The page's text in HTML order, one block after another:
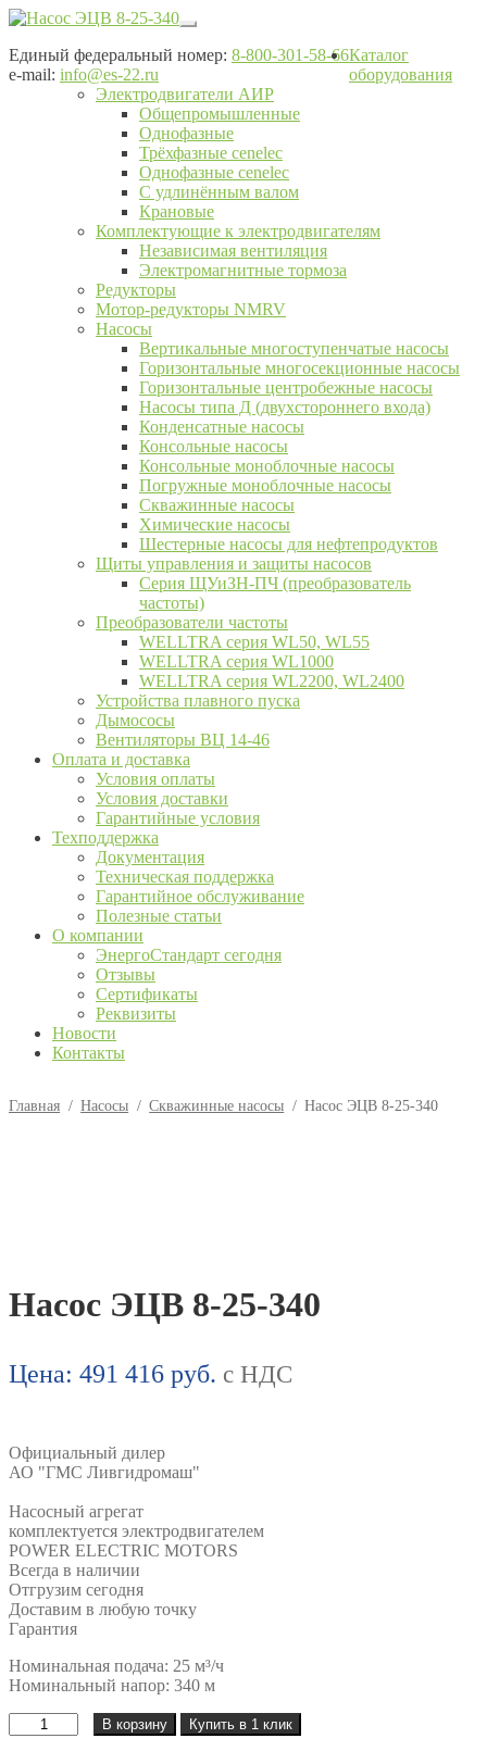
Перейти
навигации
Перейти
содержимому
Единый федеральный номер: 8-800-301-58-66
e-mail: info@es-22.ru
Каталог
оборудования
Электродвигатели АИР
Общепромышленные
Однофазные
Трёхфазные cenelec
Однофазные cenelec
С удлинённым валом
Крановые
Комплектующие к электродвигателям
Независимая вентиляция
Электромагнитные тормоза
Редукторы
Мотор-редукторы NMRV
Насосы
Вертикальные многоступенчатые насосы
Горизонтальные многосекционные насосы
Горизонтальные центробежные насосы
Насосы типа Д (двухстороннего входа)
Конденсатные насосы
Консольные насосы
Консольные моноблочные насосы
Погружные моноблочные насосы
Скважинные насосы
Химические насосы
Шестерные насосы для нефтепродуктов
Щиты управления и защиты насосов
Серия ЩУиЗН-ПЧ (преобразователь
частоты)
Преобразователи частоты
WELLTRA cерия WL50, WL55
WELLTRA cерия WL1000
WELLTRA серия WL2200, WL2400
Устройства плавного пуска
Дымососы
Вентиляторы ВЦ 14-46
Оплата и доставка
Условия оплаты
Условия доставки
Гарантийные условия
Техподдержка
Документация
Техническая поддержка
Гарантийное обслуживание
Полезные статьи
О компании
ЭнергоСтандарт сегодня
Отзывы
Сертификаты
Реквизиты
Новости
Контакты
Главная / Насосы / Скважинные насосы / Насос ЭЦВ 8-25-340
Насос ЭЦВ 8-25-340
Цена: 491 416 руб. с НДС
Официальный дилер
АО "ГМС Ливгидромаш"
Насосный агрегат
комплектуется электродвигателем
POWER ELECTRIC MOTORS
Всегда в наличии
Отгрузим сегодня
Доставим в любую точку
Гарантия
Номинальная подача: 25 м³/ч
Номинальный напор: 340 м
Количество
товара
В корзину Купить в 1 клик